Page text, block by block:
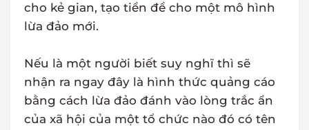
cho kẻ gian, tạo tiền đề cho một mô hình
lừa đảo mới.
Nếu là một người biết suy nghĩ thì sẽ
nhận ra ngay đây là hình thức quảng cáo
bằng cách lừa đảo đánh vào lòng trắc ẩn
của xã hội của một tổ chức nào đó có tên